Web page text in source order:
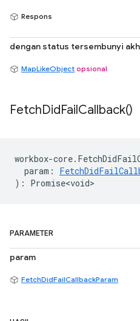
Respons
dengan status tersembunyi
MapLikeObject opsional
FetchDidFailCallback()
workbox-core.
param :
) : Promise<void>
PARAMETER
param
FetchDidFailCallbackParam